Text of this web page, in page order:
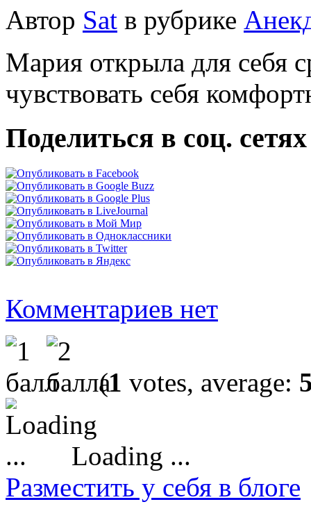
Автор Sat в рубрике
Мария открыла для себя
чувствовать себя
Поделиться в соц. сетях
Комментариев нет
(1 votes, average:
Loading ...
Разместить у себя в блоге